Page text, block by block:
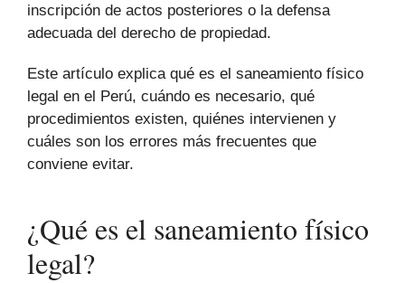
inscripción de actos posteriores o la defensa
adecuada del derecho de propiedad.
Este artículo explica qué es el saneamiento físico
legal en el Perú, cuándo es necesario, qué
procedimientos existen, quiénes intervienen y
cuáles son los errores más frecuentes que
conviene evitar.
¿Qué es el saneamiento físico
legal?